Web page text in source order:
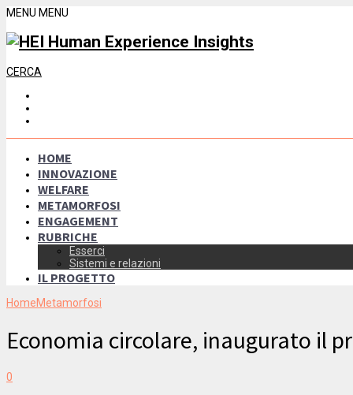
MENU MENU
CERCA
HOME
INNOVAZIONE
WELFARE
METAMORFOSI
ENGAGEMENT
RUBRICHE
Esserci
Sistemi e relazioni
IL PROGETTO
HomeMetamorfosi
Economia circolare, inaugurato il
0